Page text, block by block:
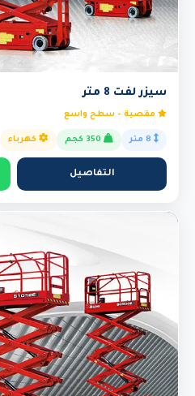
سيزر لفت 8 متر
مقصية - سطح واسع
كهرباء
التفاصيل